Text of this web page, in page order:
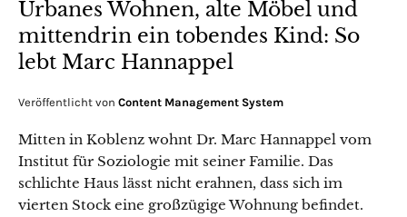
Urbanes Wohnen, alte Möbel und
mittendrin ein tobendes Kind: So
lebt Marc Hannappel
Veröffentlicht von Content Management System
Mitten in Koblenz wohnt Dr. Marc Hannappel vom
Institut für Soziologie mit seiner Familie. Das
schlichte Haus lässt nicht erahnen, dass sich im
vierten Stock eine großzügige Wohnung befindet.